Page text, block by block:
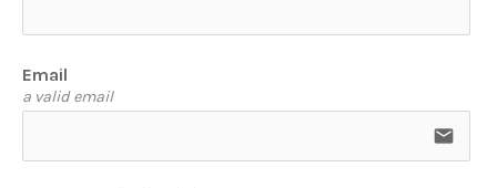
Email
a valid email
email